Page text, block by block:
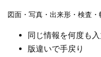
図面・写真・出来形・検査・
同じ情報を何度も入
版違いで手戻り